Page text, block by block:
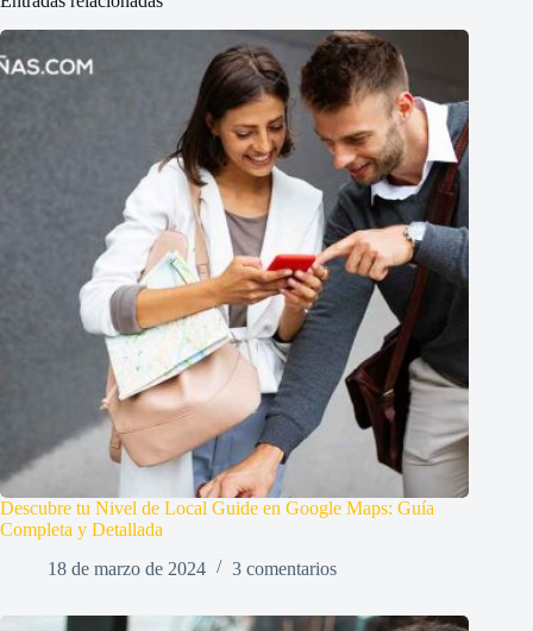
Descubre tu Nivel de Local Guide en Google Maps: Guía
Completa y Detallada
18 de marzo de 2024
3 comentarios